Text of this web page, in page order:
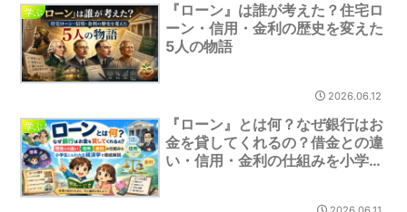
学ぶ
『ローン』は誰が考えた？住宅ロ
ーン・信用・金利の歴史を変えた
5人の物語
2026.06.12
学ぶ
『ローン』とは何？なぜ銀行はお
金を貸してくれるの？借金との違
い・信用・金利の仕組みを小学生